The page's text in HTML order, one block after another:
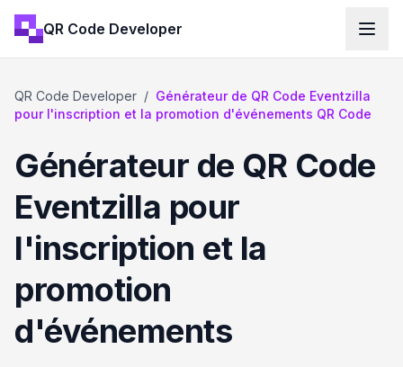
QR Code Developer
QR Code Developer / Générateur de QR Code Eventzilla
pour l'inscription et la promotion d'événements QR Code
Générateur de QR Code
Eventzilla pour
l'inscription et la
promotion
d'événements